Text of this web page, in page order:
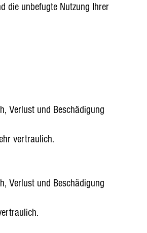
die unbefugte Nutzung Ihrer
Verlust und Beschädigung
vertraulich.
Verlust und Beschädigung